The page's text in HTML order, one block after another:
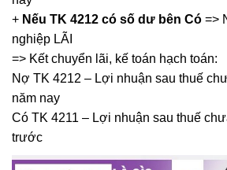
+ Nếu TK 4212 có số dư bên Có =>
nghiệp LÃI
=> Kết chuyển lãi, kế toán hạch toán:
Nợ TK 4212 – Lợi nhuận sau thuế
năm nay
Có TK 4211 – Lợi nhuận sau thuế
trước